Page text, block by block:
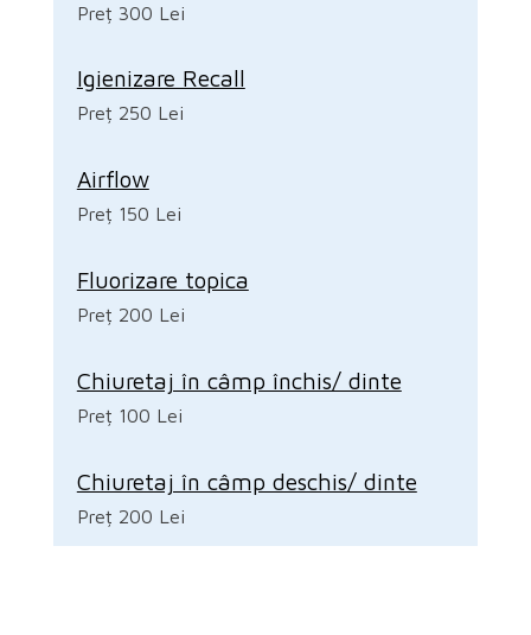
Preț 300 Lei
Igienizare Recall
Preț 250 Lei
Airflow
Preț 150 Lei
Fluorizare topica
Preț 200 Lei
Chiuretaj în câmp închis/ dinte
Preț 100 Lei
Chiuretaj în câmp deschis/ dinte
Preț 200 Lei